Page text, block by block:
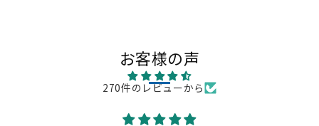
お客様の声
270件のレビューから